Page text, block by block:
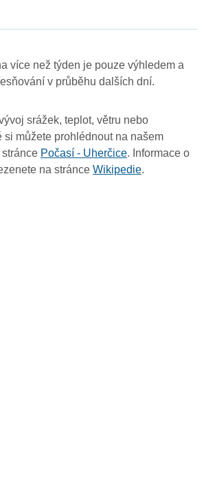
více než týden je pouze výhledem a
v průběhu dalších dní.
srážek, teplot, větru nebo
si můžete prohlédnout na našem
Počasí - Uherčice. Informace o
na stránce Wikipedie.